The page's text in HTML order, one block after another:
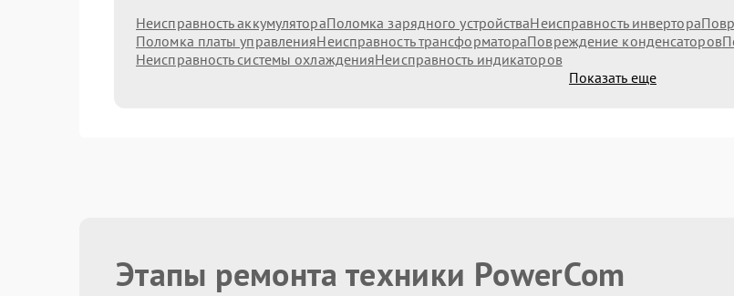
Неисправность аккумулятораПоломка зарядного устройстваНеисправность инвертора
Поломка платы управленияНеисправность трансформатораПовреждение конденсаторов
Неисправность системы охлажденияНеисправность индикаторов
Показать еще
Этапы ремонта техники PowerCom